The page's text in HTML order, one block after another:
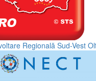
Regională Sud-Vest